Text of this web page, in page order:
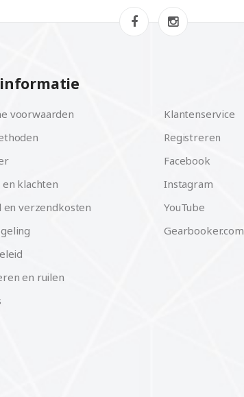
voorwaarden
klachten
en verzendkosten
en ruilen
Klantenservice
Registreren
Facebook
Instagram
YouTube
Gearbooker.com